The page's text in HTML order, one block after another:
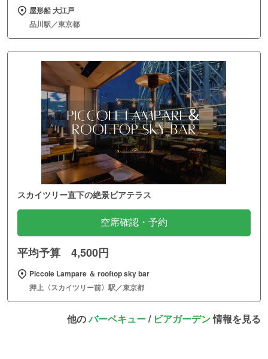
屋形船 大江戸
品川駅／東京都
スカイツリー直下の絶景ビアテラス
空席確認・予約
平均予算 4,500円
Piccole Lampare ＆ rooftop sky bar
押上〈スカイツリー前〉駅／東京都
他のバーベキュー/ ビアガーデン情報を見る